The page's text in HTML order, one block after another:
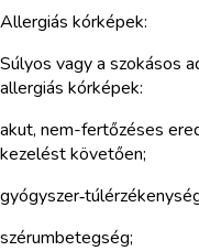
Allergiás kórképek:
Súlyos vagy a szokásos
allergiás kórképek:
akut, nem-fertőzéses
kezelést követően;
szérumbetegség;